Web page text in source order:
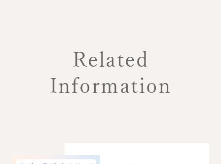
Related
Information